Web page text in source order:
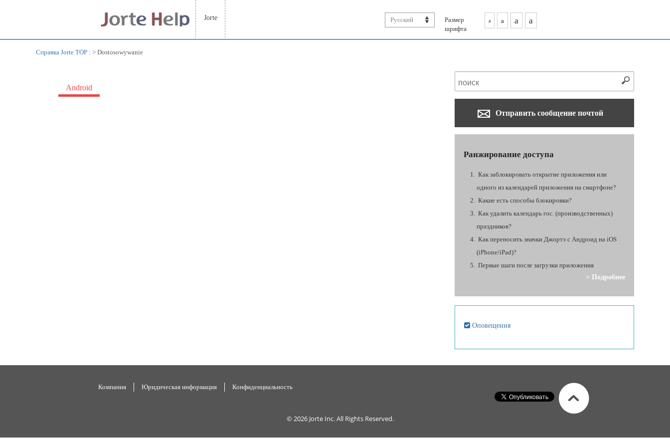
Jorte Русский
Размер
шрифта
a a a a
Справка Jorte TOP : > Dostosowywanie
Android
Отправить сообщение почтой
Ранжирование доступа
Как заблокировать открытие приложения или
одного из календарей приложения на смартфоне?
Какие есть способы блокировки?
Как удалить календарь гос. (производственных)
праздников?
Как переносить значки Джортэ с Андроид на iOS
(iPhone/iPad)?
Первые шаги после загрузки приложения
> Подробнее
Оповещения
Компания Юридическая информация Конфиденциальность
© 2026 Jorte Inc.All Rights Reserved.